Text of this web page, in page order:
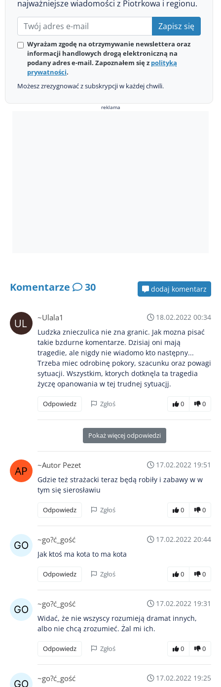
najważniejsze wiadomości z Piotrkowa i regionu.
Zapisz się
Wyrażam zgodę na otrzymywanie newslettera oraz
informacji handlowych drogą elektroniczną na
podany adres e-mail. Zapoznałem się z polityką
prywatności.
Możesz zrezygnować z subskrypcji w każdej chwili.
reklama
Komentarze 30 dodaj komentarz
~Ulala1
18.02.2022 00:34
Ludzka znieczulica nie zna granic. Jak mozna pisać
takie bzdurne komentarze. Dzisiaj oni mają
tragedie, ale nigdy nie wiadomo kto następny...
Trzeba miec odrobinę pokory, szacunku oraz powagi
sytuacji. Wszystkim, ktorych dotknęla ta tragedia
życzę opanowania w tej trudnej sytuacjj.
Odpowiedz Zgłoś 0 0
Pokaż więcej odpowiedzi
~Autor Pezet
17.02.2022 19:51
Gdzie też strażacki teraz będą robiły i zabawy w w
tym się sierosławiu
Odpowiedz Zgłoś 0 0
~go?ć_gość
17.02.2022 20:44
Jak ktoś ma kota to ma kota
Odpowiedz Zgłoś 0 0
~go?ć_gość
17.02.2022 19:31
Widać, że nie wszyscy rozumieją dramat innych,
albo nie chcą zrozumieć. Żal mi ich.
Odpowiedz Zgłoś 0 0
~go?ć_gość
17.02.2022 19:25